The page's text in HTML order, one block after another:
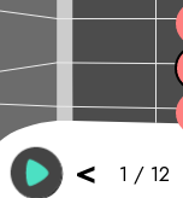
< 1 / 12